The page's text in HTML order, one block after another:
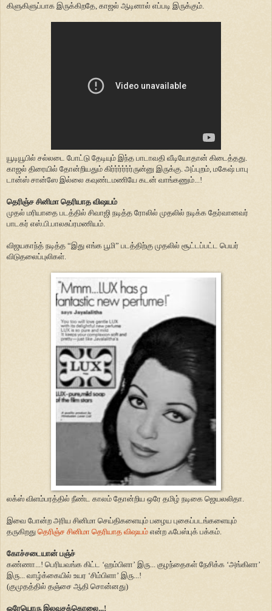
கிளுகிளுப்பாக இருக்கிறதே, காஜல் ஆடினால் எப்படி இருக்கும்.
யூடியூபில் சல்லடை போட்டு தேடியும் இந்த பாடாவதி வீடியோதான் கிடைத்தது.
காஜல் திரையில் தோன்றியதும் கிர்ர்ர்ர்ர்ர்ருன்னு இருக்கு. அப்புறம், மகேஷ் பாபு
டான்ஸ் சான்ஸே இல்லை கவுண்டமணியே கடன் வாங்கணும்...!
தெரிஞ்ச சினிமா தெரியாத விஷயம்
முதல் மரியாதை படத்தில் சிவாஜி நடித்த ரோலில் முதலில் நடிக்க தேர்வானவர்
பாடகர் எஸ்.பி.பாலசுப்ரமணியம்.
விஜயகாந்த் நடித்த “இது எங்க பூமி” படத்திற்கு முதலில் சூட்டப்பட்ட பெயர்
விடுதலைப்புலிகள்.
லக்ஸ் விளம்பரத்தில் நீண்ட காலம் தோன்றிய ஒரே தமிழ் நடிகை ஜெயலலிதா.
இவை போன்ற அரிய சினிமா செய்திகளையும் பழைய புகைப்படங்களையும்
தருகிறது தெரிஞ்ச சினிமா தெரியாத விஷயம் என்ற ஃபேஸ்புக் பக்கம்.
கோச்சடையான் பஞ்ச்
கண்ணா...! பெரியவங்க கிட்ட ‘ஹம்பிளா’ இரு... குழந்தைகள் நேசிக்க ‘அங்கிளா’
இரு... வாழ்க்கையில் உயர ‘சிம்பிளா’ இரு...!
(குமுதத்தில் தஞ்சை ஆதி சொன்னது)
ஒரேயொரு இலவசக்கொலை...!